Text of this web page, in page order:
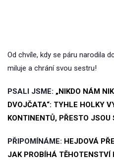
Od chvíle, kdy se páru narodila
miluje a chrání svou sestru!
PSALI JSME: „NIKDO NÁM
DVOJČATA“: TYHLE HOLKY
KONTINENTŮ, PŘESTO JSOU
PŘIPOMÍNÁME: HEJDOVÁ
JAK PROBÍHÁ TĚHOTENSTVÍ